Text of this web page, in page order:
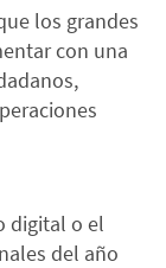
los grandes
con una
digital o el
del año